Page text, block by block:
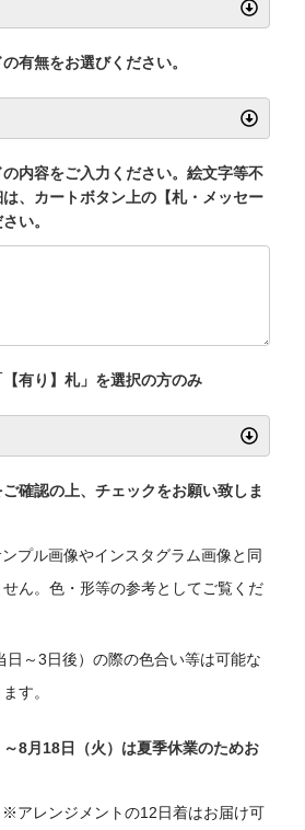
有無をお選びください。
内容をご入力ください。絵文字等不
、カートボタン上の【札・メッセー
い。
有り】札」を選択の方のみ
確認の上、チェックをお願い致しま
プル画像やインスタグラム画像と同
ん。色・形等の参考としてご覧くだ
日～3日後）の際の色合い等は可能な
す。
8月18日（火）は夏季休業のためお
アレンジメントの12日着はお届け可